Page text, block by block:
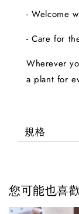
- Welcome
- Care for
Wherever
a plant for
規格
您可能也喜